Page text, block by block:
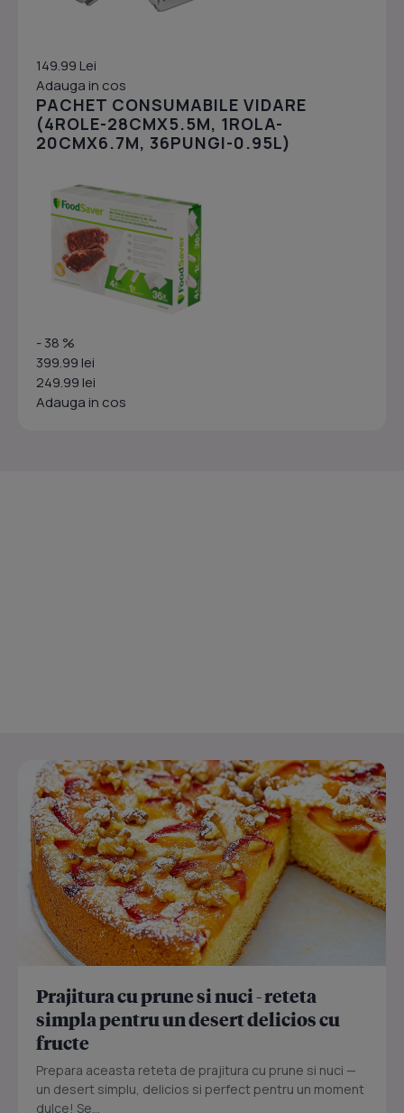
149.99 Lei
Adauga in cos
PACHET CONSUMABILE VIDARE
(4ROLE-28CMX5.5M, 1ROLA-
20CMX6.7M, 36PUNGI-0.95L)
- 38 %
399.99 lei
249.99 lei
Adauga in cos
Prajitura cu prune si nuci - reteta
simpla pentru un desert delicios cu
fructe
Prepara aceasta reteta de prajitura cu prune si nuci —
un desert simplu, delicios si perfect pentru un moment
dulce! Se...